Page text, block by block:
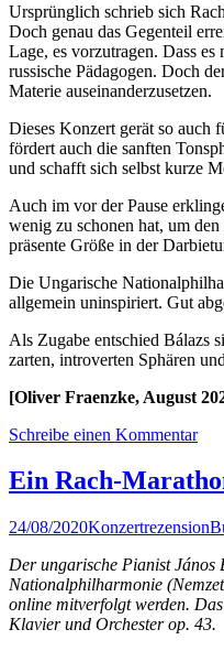
Ursprünglich schrieb sich
Doch genau das Gegenteil
Lage, es vorzutragen. Dass
russische Pädagogen. Doch
Materie auseinanderzusetzen.
Dieses Konzert gerät so auch
fördert auch die sanften
und schafft sich selbst kurze
Auch im vor der Pause
wenig zu schonen hat, um
präsente Größe in der
Die Ungarische
allgemein uninspiriert. Gut
Als Zugabe entschied Bálazs
zarten, introverten Sphären
[Oliver Fraenzke, August
Schreibe einen Kommentar
Ein Rach-
24/08/2020Konzertrezension
Der ungarische Pianist János
Nationalphilharmonie
online mitverfolgt werden.
Klavier und Orchester op. 43.